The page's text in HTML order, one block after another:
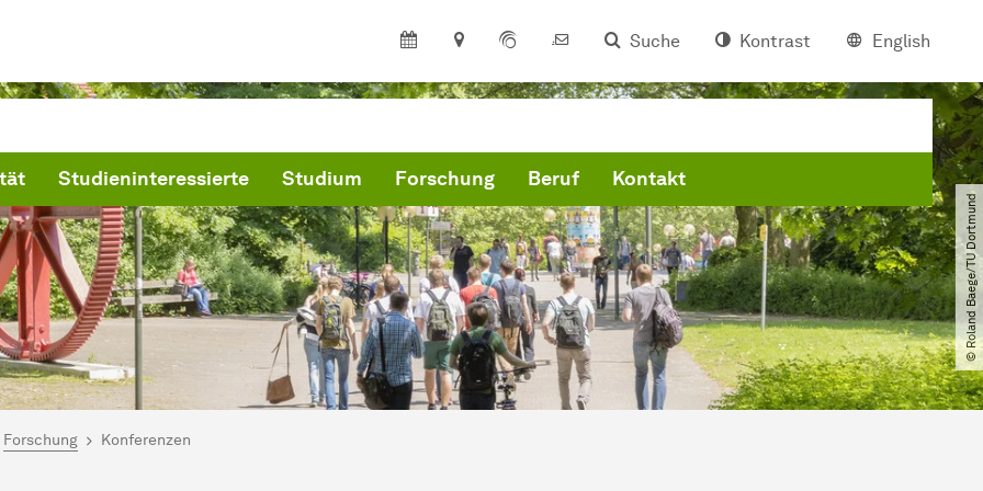
Suche Kontrast English
Studieninteressierte Studium Forschung Beruf Kontakt
© Roland Baege​/​TU Dortmund
hier:
Statistik
Forschung Konferenzen